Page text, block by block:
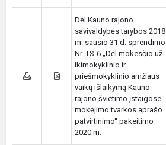
Dėl Kauno rajono
savivaldybės tarybos 2018
m. sausio 31 d. sprendimo
Nr. TS-6 „Dėl mokesčio už
ikimokyklinio ir
priešmokyklinio amžiaus
vaikų išlaikymą Kauno
rajono švietimo įstaigose
mokėjimo tvarkos aprašo
patvirtinimo“ pakeitimo
2020 m.